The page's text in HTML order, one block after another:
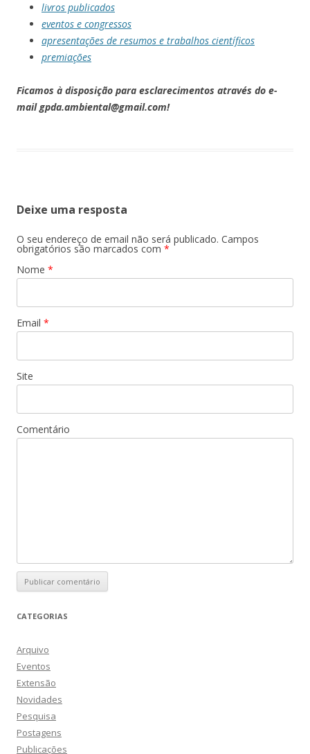
livros publicados
eventos e congressos
apresentações de resumos e trabalhos científicos
premiações
Ficamos à disposição para esclarecimentos através do e-
mail gpda.ambiental@gmail.com!
Deixe uma resposta
O seu endereço de email não será publicado. Campos
obrigatórios são marcados com *
Nome *
Email *
Site
Comentário
CATEGORIAS
Arquivo
Eventos
Extensão
Novidades
Pesquisa
Postagens
Publicações